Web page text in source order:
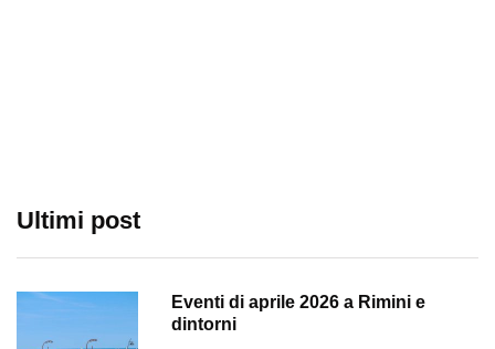
Ultimi post
Eventi di aprile 2026 a Rimini e
dintorni